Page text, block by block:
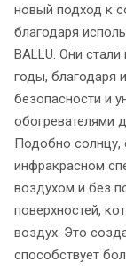
новый подход к
благодаря
BALLU. Они
годы, благодаря
безопасности и
обогревателями
Подобно солнцу,
инфракрасном
воздухом и без
поверхностей,
воздух. Это
способствует